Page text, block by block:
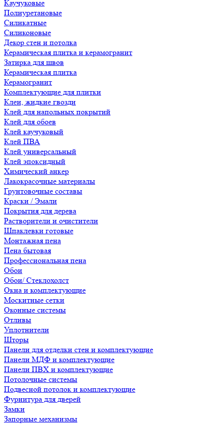
Каучуковые
Полиуретановые
Силикатные
Силиконовые
Декор стен и потолка
Керамическая плитка и керамогранит
Затирка для швов
Керамическая плитка
Керамогранит
Комплектующие для плитки
Клеи, жидкие гвозди
Клей для напольных покрытий
Клей для обоев
Клей каучуковый
Клей ПВА
Клей универсальный
Клей эпоксидный
Химический анкер
Лакокрасочные материалы
Грунтовочные составы
Краски / Эмали
Покрытия для дерева
Растворители и очистители
Шпаклевки готовые
Монтажная пена
Пена бытовая
Профессиональная пена
Обои
Обои/ Стеклохолст
Окна и комплектующие
Москитные сетки
Оконные системы
Отливы
Уплотнители
Шторы
Панели для отделки стен и комплектующие
Панели МДФ и комплектующие
Панели ПВХ и комплектующие
Потолочные системы
Подвесной потолок и комплектующие
Фурнитура для дверей
Замки
Запорные механизмы